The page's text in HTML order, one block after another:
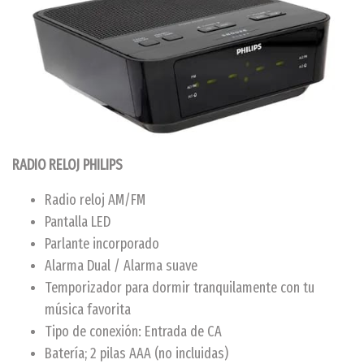
RADIO RELOJ PHILIPS
Radio reloj AM/FM
Pantalla LED
Parlante incorporado
Alarma Dual / Alarma suave
Temporizador para dormir tranquilamente con tu
música favorita
Tipo de conexión: Entrada de CA
Batería; 2 pilas AAA (no incluidas)